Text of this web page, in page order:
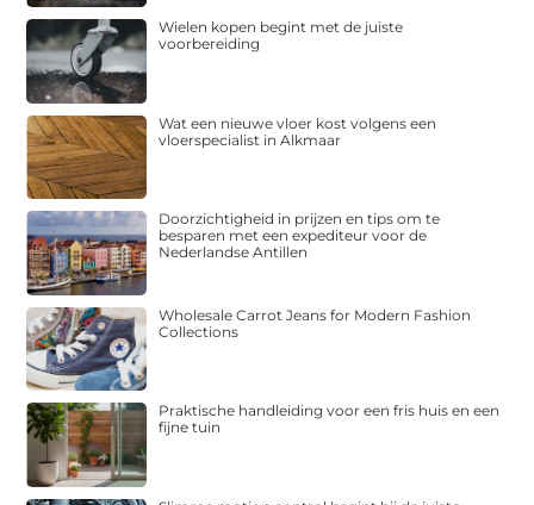
Wielen kopen begint met de juiste
voorbereiding
Wat een nieuwe vloer kost volgens een
vloerspecialist in Alkmaar
Doorzichtigheid in prijzen en tips om te
besparen met een expediteur voor de
Nederlandse Antillen
Wholesale Carrot Jeans for Modern Fashion
Collections
Praktische handleiding voor een fris huis en een
fijne tuin